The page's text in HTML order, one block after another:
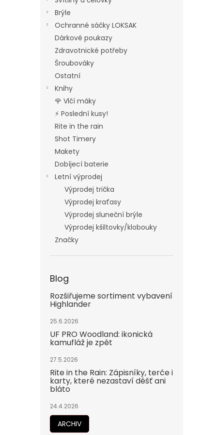
Brýle
Ochranné sáčky LOKSAK
Dárkové poukazy
Zdravotnické potřeby
Šroubováky
Ostatní
Knihy
🌹 Vlčí máky
⚡ Poslední kusy!
Rite in the rain
Shot Timery
Makety
Dobíjecí baterie
Letní výprodej
Výprodej trička
Výprodej kraťasy
Výprodej sluneční brýle
Výprodej kšiltovky/klobouky
Značky
Blog
Rozšiřujeme sortiment vybavení
Highlander
25.6.2026
UF PRO Woodland: ikonická
kamufláž je zpět
27.5.2026
Rite in the Rain: Zápisníky, terče i
karty, které nezastaví déšť ani
bláto
24.4.2026
ARCHIV